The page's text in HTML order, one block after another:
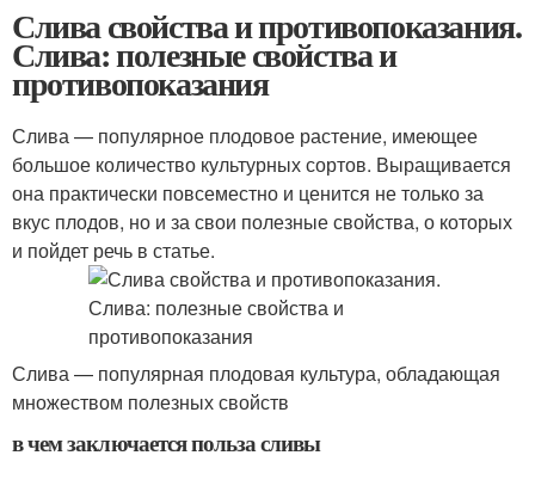
Слива свойства и противопоказания.
Слива: полезные свойства и
противопоказания
Слива — популярное плодовое растение, имеющее
большое количество культурных сортов. Выращивается
она практически повсеместно и ценится не только за
вкус плодов, но и за свои полезные свойства, о которых
и пойдет речь в статье.
Слива — популярная плодовая культура, обладающая
множеством полезных свойств
в чем заключается польза сливы